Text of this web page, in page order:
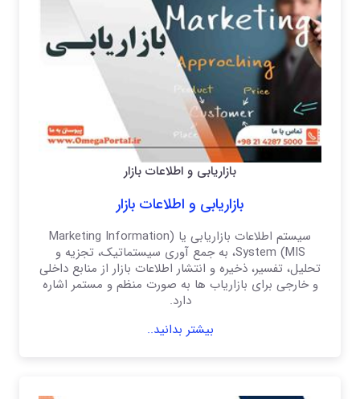
بازاریابی و اطلاعات بازار
بازاریابی و اطلاعات بازار
سیستم اطلاعات بازاریابی یا (Marketing Information
System (MIS، به جمع آوری سیستماتیک، تجزیه و
تحلیل، تفسیر، ذخیره و انتشار اطلاعات بازار از منابع داخلی
و خارجی برای بازاریاب ها به صورت منظم و مستمر اشاره
دارد.
بیشتر بدانید..